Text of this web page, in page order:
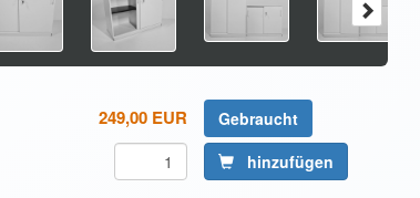
249,00 EUR
Gebraucht
hinzufügen